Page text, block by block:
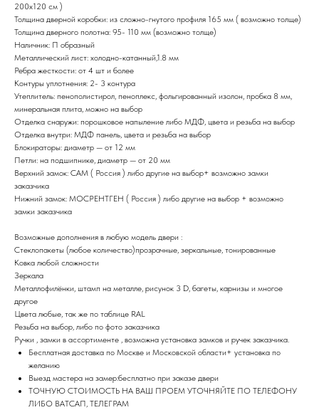
200х120 см )
Толщина дверной коробки: из сложно-гнутого профиля 165 мм ( возможно толще)
Толщина дверного полотна: 95- 110 мм (возможно толще)
Наличник: П образный
Металлический лист: холодно-катанный,1.8 мм
Ребра жесткости: от 4 шт и более
Контуры уплотнения: 2- 3 контура
Утеплитель: пенополистирол, пеноплекс, фольгированный изолон, пробка 8 мм,
минеральная плита, можно на выбор
Отделка снаружи: порошковое напыление либо МДФ, цвета и резьба на выбор
Отделка внутри: МДФ панель, цвета и резьба на выбор
Блокираторы: диаметр — от 12 мм
Петли: на подшипнике, диаметр — от 20 мм
Верхний замок: САМ ( Россия ) либо другие на выбор+ возможно замки
заказчика
Нижний замок: МОСРЕНТГЕН ( Россия ) либо другие на выбор + возможно
замки заказчика
Возможные дополнения в любую модель двери :
Стеклопакеты (любое количество)прозрачные, зеркальные, тонированные
Ковка любой сложности
Зеркала
Металлофилёнки, штамп на металле, рисунок 3 D, багеты, карнизы и многое
другое
Цвета любые, так же по таблице RAL
Резьба на выбор, либо по фото заказчика
Ручки , замки в ассортименте , возможна установка замков и ручек заказчика.
Бесплатная доставка по Москве и Московской области+ установка по
желанию
Выезд мастера на замер:бесплатно при заказе двери
ТОЧНУЮ СТОИМОСТЬ НА ВАШ ПРОЕМ УТОЧНЯЙТЕ ПО ТЕЛЕФОНУ
ЛИБО ВАТСАП, ТЕЛЕГРАМ